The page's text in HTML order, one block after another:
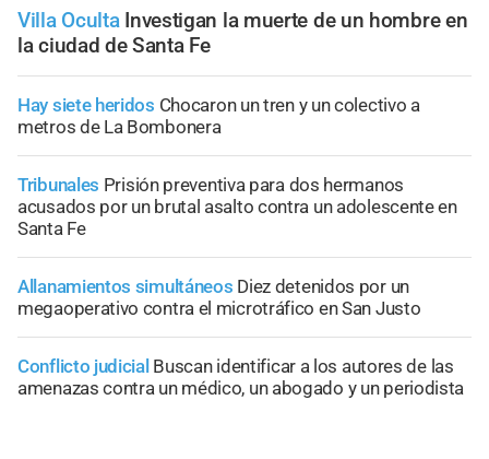
Villa Oculta Investigan la muerte de un hombre en
la ciudad de Santa Fe
Hay siete heridos Chocaron un tren y un colectivo a
metros de La Bombonera
Tribunales Prisión preventiva para dos hermanos
acusados por un brutal asalto contra un adolescente en
Santa Fe
Allanamientos simultáneos Diez detenidos por un
megaoperativo contra el microtráfico en San Justo
Conflicto judicial Buscan identificar a los autores de las
amenazas contra un médico, un abogado y un periodista